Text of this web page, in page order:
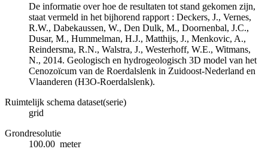
De informatie over hoe de resultaten tot stand gekomen zijn,
staat vermeld in het bijhorend rapport : Deckers, J., Vernes,
R.W., Dabekaussen, W., Den Dulk, M., Doornenbal, J.C.,
Dusar, M., Hummelman, H.J., Matthijs, J., Menkovic, A.,
Reindersma, R.N., Walstra, J., Westerhoff, W.E., Witmans,
N., 2014. Geologisch en hydrogeologisch 3D model van het
Cenozoïcum van de Roerdalslenk in Zuidoost-Nederland en
Vlaanderen (H3O-Roerdalslenk).
Ruimtelijk schema dataset(serie)
grid
Grondresolutie
100.00 meter